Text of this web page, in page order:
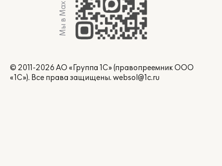
Мы в Max
© 2011-2026 АО «Группа 1С» (правопреемник ООО
«1С»). Все права защищены. websol@1c.ru